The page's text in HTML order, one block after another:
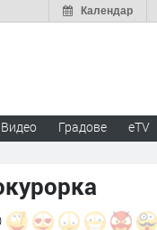
Календар
Видео Градове eTV